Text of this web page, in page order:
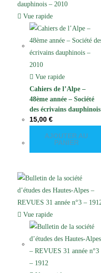
Vue rapide
Vue rapide
Cahiers de l’Alpe –
48ème année – Société
des écrivains dauphinois
– 2010
15,00 €
AJOUTER AU
PANIER
Vue rapide